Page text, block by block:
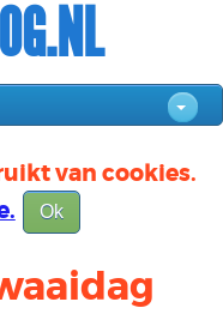
van cookies.
Ok